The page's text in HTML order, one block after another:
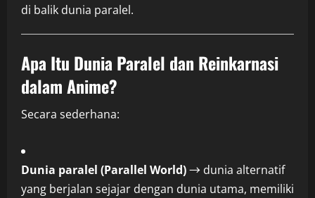
di balik dunia paralel.
Apa Itu Dunia Paralel dan Reinkarnasi
dalam Anime?
Secara sederhana:
Dunia paralel (Parallel World)→ dunia alternatif
yang berjalan sejajar dengan dunia utama, memiliki